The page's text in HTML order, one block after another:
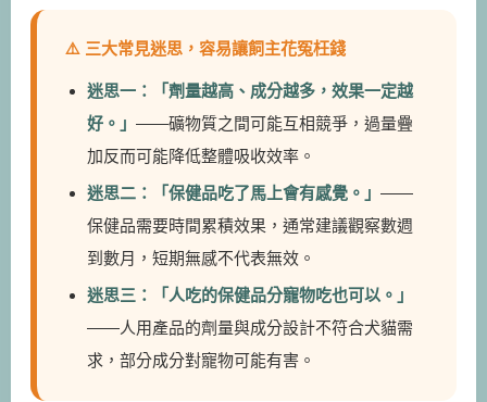
⚠️ 三大常見迷思，容易讓飼主花冤枉錢
迷思一：「劑量越高、成分越多，效果一定越
好。」 ——礦物質之間可能互相競爭，過量疊
加反而可能降低整體吸收效率。
迷思二：「保健品吃了馬上會有感覺。」 ——
保健品需要時間累積效果，通常建議觀察數週
到數月，短期無感不代表無效。
迷思三：「人吃的保健品分寵物吃也可以。」
——人用產品的劑量與成分設計不符合犬貓需
求，部分成分對寵物可能有害。